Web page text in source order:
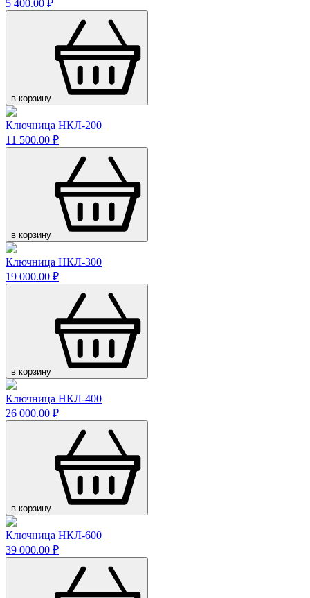
5 400.00 ₽
в корзину
Ключница НКЛ-200
11 500.00 ₽
в корзину
Ключница НКЛ-300
19 000.00 ₽
в корзину
Ключница НКЛ-400
26 000.00 ₽
в корзину
Ключница НКЛ-600
39 000.00 ₽